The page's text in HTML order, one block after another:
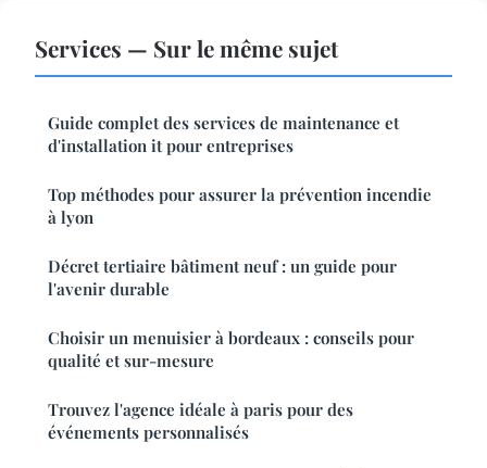
Services — Sur le même sujet
Guide complet des services de maintenance et
d'installation it pour entreprises
Top méthodes pour assurer la prévention incendie
à lyon
Décret tertiaire bâtiment neuf : un guide pour
l'avenir durable
Choisir un menuisier à bordeaux : conseils pour
qualité et sur-mesure
Trouvez l'agence idéale à paris pour des
événements personnalisés